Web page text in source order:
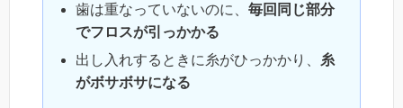
歯は重なっていないのに、 毎回同じ部分
でフロスが引っかかる
出し入れするときに 糸がひっかかり、
糸
がボサボサになる